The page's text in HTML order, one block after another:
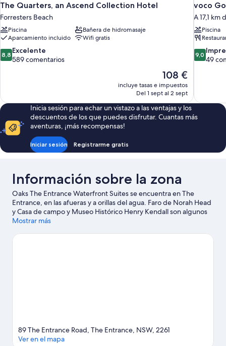
The Quarters, an Ascend Collection Hotel
Forresters Beach
Piscina
Bañera de hidromasaje
Aparcamiento incluido
Wifi gratis
8.8
sobre
8,8 Excelente
589 comentarios
El
precio
actual
de
108 €
108 €
incluye tasas e impuestos
Del 1 sept al 2 sept
voco
A 17,1 km
Piscina
9.0
sobre
9,0
49
Inicia sesión para echar un vistazo a las ventajas y los
descuentos de los que puedes disfrutar. Cuantas más
aventuras, ¡más recompensas!
Iniciar sesión Registrarme gratis
Información sobre la zona
Oaks The Entrance Waterfront Suites se encuentra en The
Entrance, en las afueras y a orillas del agua. Faro de Norah Head
y Casa de campo y Museo Histórico Henry Kendall son algunos
de los lugares emblemáticos de la región, donde también
alimentación Pelican Plaza y Amazement. ¿Te apetece disfrutar
Mostrar más
89 The Entrance Road, The Entrance, NSW, 2261
Ver en el mapa